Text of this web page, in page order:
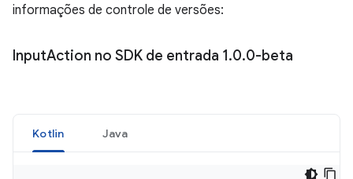
informações de controle de versões:
InputAction no SDK de entrada 1.0.0-beta
Kotlin Java